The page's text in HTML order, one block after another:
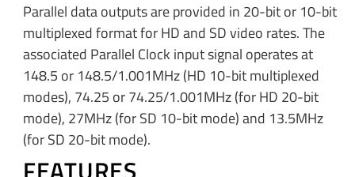
Parallel data outputs are provided in 20-bit or 10-bit
multiplexed format for HD and SD video rates. The
associated Parallel Clock input signal operates at
148.5 or 148.5/1.001MHz (HD 10-bit multiplexed
modes), 74.25 or 74.25/1.001MHz (for HD 20-bit
mode), 27MHz (for SD 10-bit mode) and 13.5MHz
(for SD 20-bit mode).